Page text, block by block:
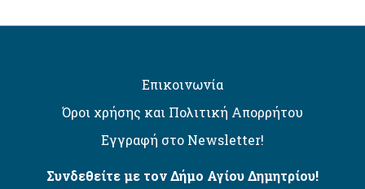
Επικοινωνία
Όροι χρήσης και Πολιτική Απορρήτου
Εγγραφή στο Newsletter!
Συνδεθείτε με τον Δήμο Αγίου Δημητρίου!